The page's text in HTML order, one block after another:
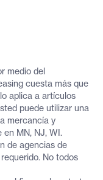
medio del
cuesta más que
aplica a artículos
puede utilizar una
mercancía y
en MN, NJ, WI.
de agencias de
No todos